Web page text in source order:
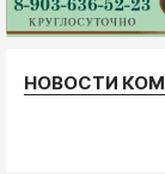
НОВОСТИ